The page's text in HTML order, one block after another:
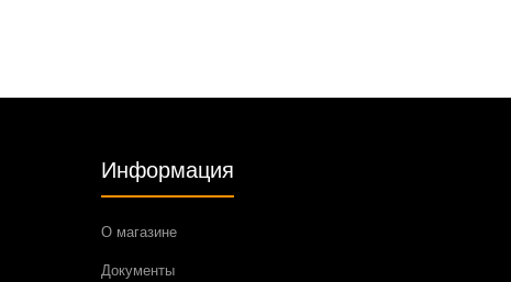
Информация
О магазине
Документы